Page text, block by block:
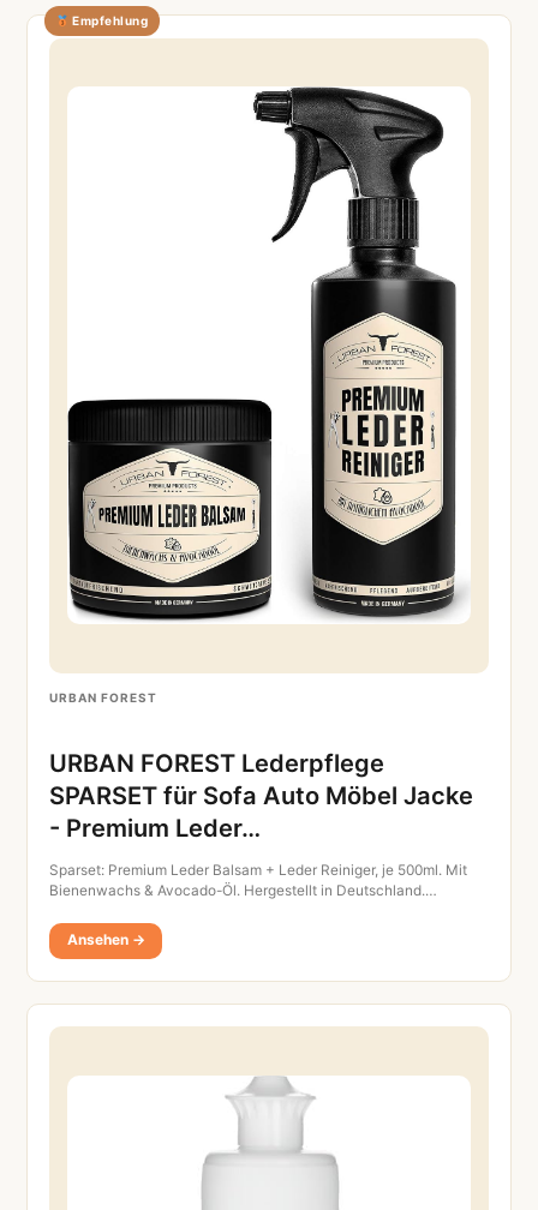
Empfehlung
URBAN FOREST
URBAN FOREST Lederpflege
SPARSET für Sofa Auto Möbel Jacke
- Premium Leder…
Sparset: Premium Leder Balsam + Leder Reiniger, je 500ml. Mit
Bienenwachs & Avocado-Öl. Hergestellt in Deutschland.…
Ansehen →